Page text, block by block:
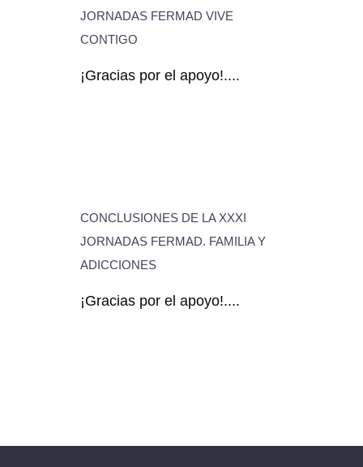
JORNADAS FERMAD VIVE
CONTIGO
¡Gracias por el apoyo!....
CONCLUSIONES DE LA XXXI
JORNADAS FERMAD. FAMILIA Y
ADICCIONES
¡Gracias por el apoyo!....